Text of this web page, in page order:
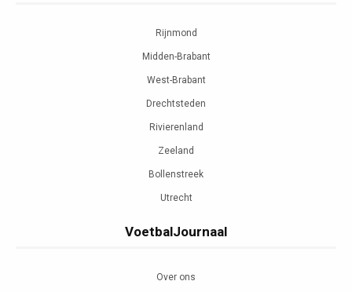
Rijnmond
Midden-Brabant
West-Brabant
Drechtsteden
Rivierenland
Zeeland
Bollenstreek
Utrecht
VoetbalJournaal
Over ons